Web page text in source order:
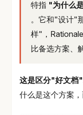
特指 "为什么
。它和"设计"
样"，
比备选方案、
这是区分"好文档
什么是这个方案，